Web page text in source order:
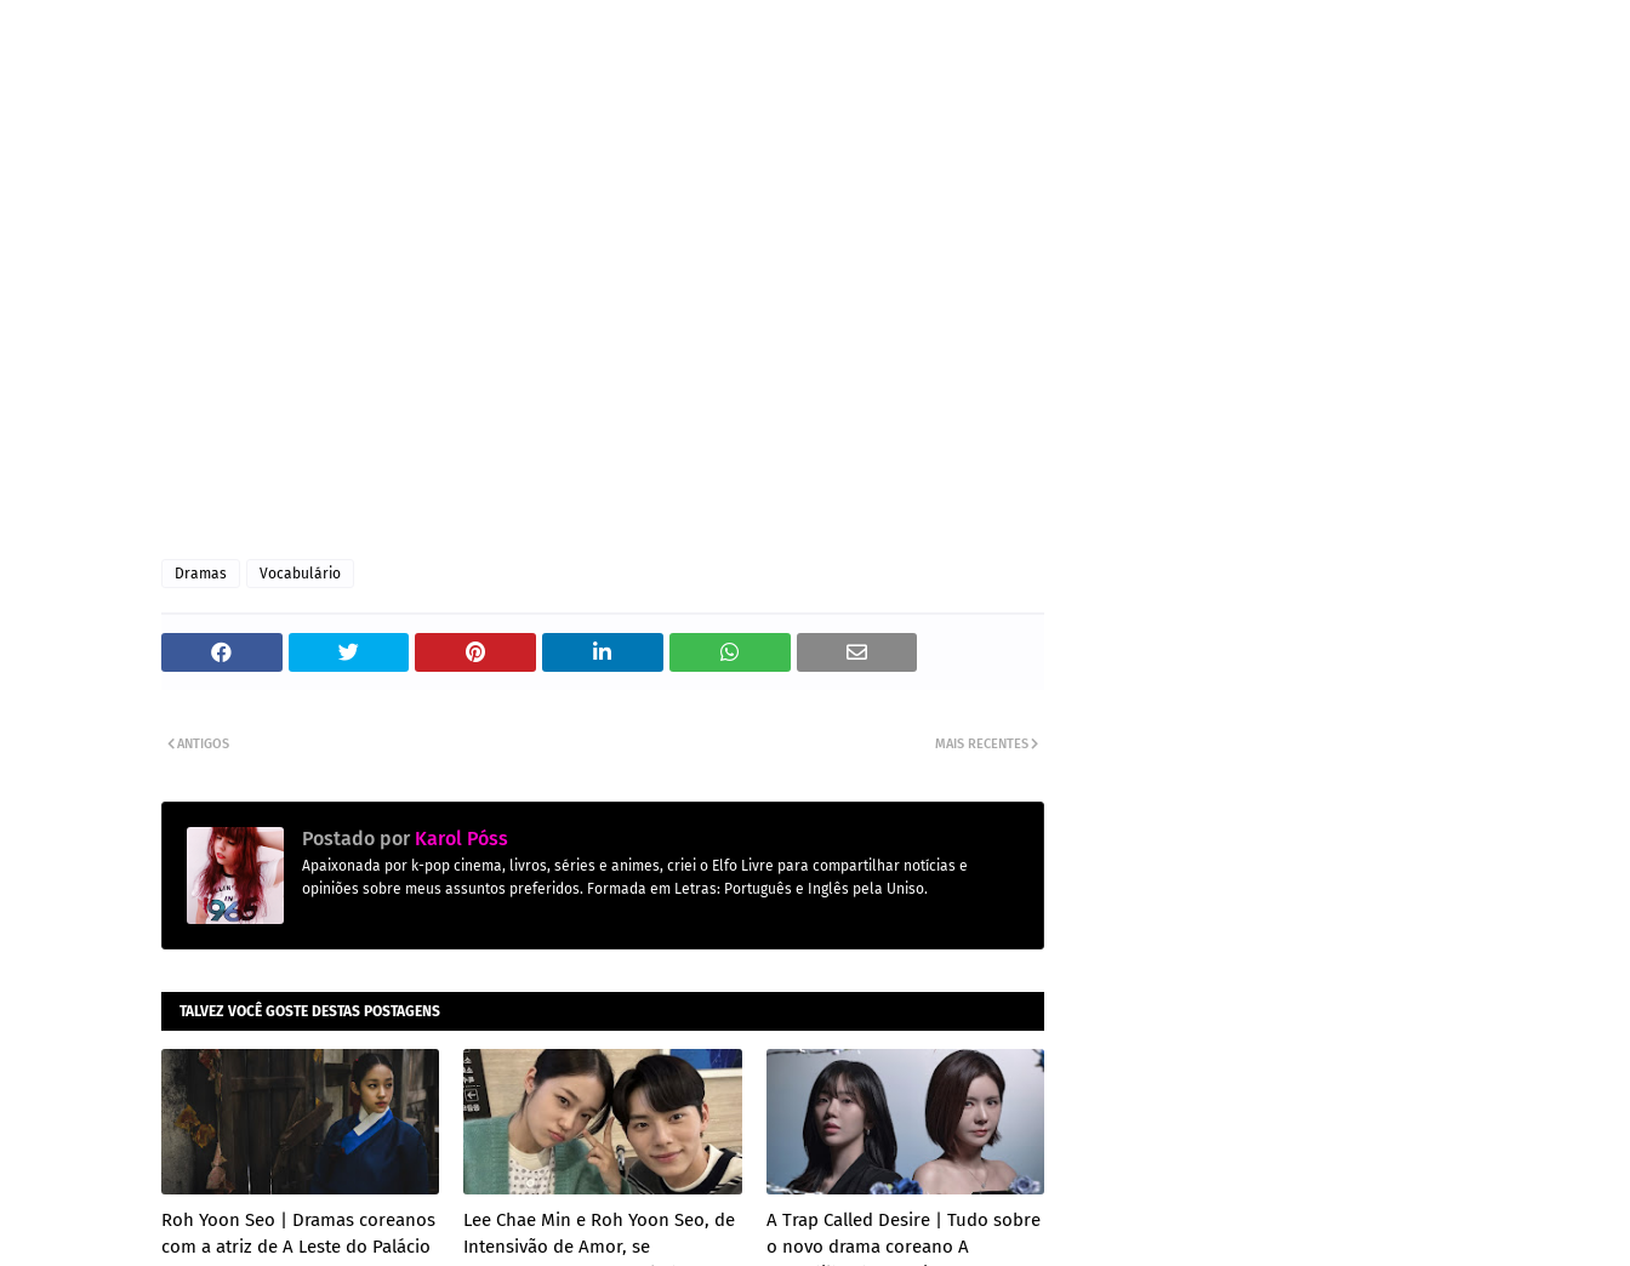
Dramas Vocabulário
MAIS RECENTES
ANTIGOS
Postado por Karol Póss
Apaixonada por k-pop cinema, livros, séries e animes, criei o Elfo Livre para compartilhar notícias e
opiniões sobre meus assuntos preferidos. Formada em Letras: Português e Inglês pela Uniso.
TALVEZ VOCÊ GOSTE DESTAS POSTAGENS
Roh Yoon Seo | Dramas coreanos
com a atriz de A Leste do Palácio
Lee Chae Min e Roh Yoon Seo, de
Intensivão de Amor, se
A Trap Called Desire | Tudo sobre
o novo drama coreano A